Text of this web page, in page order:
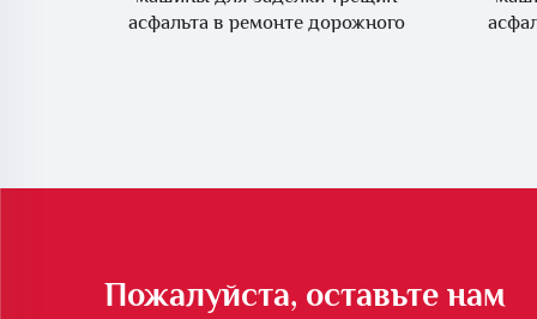
асфальта в ремонте дорожного
Пожалуйста, оставьте нам